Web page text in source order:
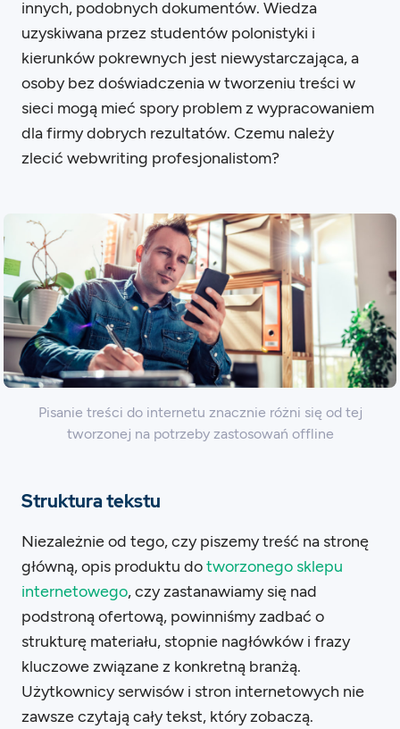
innych, podobnych dokumentów. Wiedza
uzyskiwana przez studentów polonistyki i
kierunków pokrewnych jest niewystarczająca, a
osoby bez doświadczenia w tworzeniu treści w
sieci mogą mieć spory problem z wypracowaniem
dla firmy dobrych rezultatów. Czemu należy
zlecić webwriting profesjonalistom?
Pisanie treści do internetu znacznie różni się od tej
tworzonej na potrzeby zastosowań offline
Struktura tekstu
Niezależnie od tego, czy piszemy treść na stronę
główną, opis produktu dotworzonego sklepu
internetowego, czy zastanawiamy się nad
podstroną ofertową, powinniśmy zadbać o
strukturę materiału, stopnie nagłówków i frazy
kluczowe związane z konkretną branżą.
Użytkownicy serwisów i stron internetowych nie
zawsze czytają cały tekst, który zobaczą.